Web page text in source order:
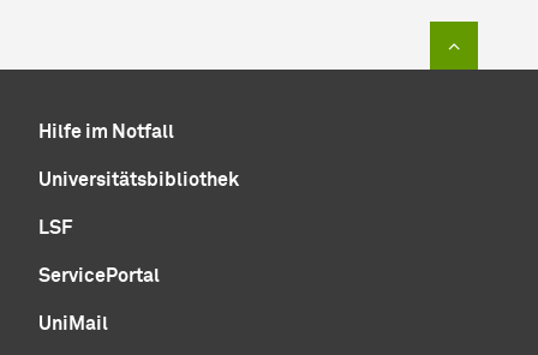
Hilfe im Notfall
Universitätsbibliothek
LSF
ServicePortal
UniMail